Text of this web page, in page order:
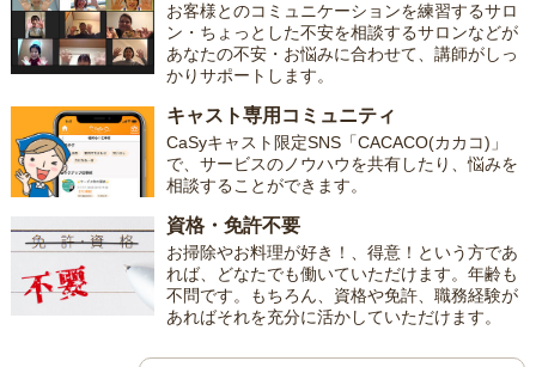
お客様とのコミュニケーションを練習するサロ
ン・ちょっとした不安を相談するサロンなどが
あなたの不安・お悩みに合わせて、講師がしっ
かりサポートします。
キャスト専用コミュニティ
CaSyキャスト限定SNS「CACACO(カカコ)」
で、サービスのノウハウを共有したり、悩みを
相談することができます。
資格・免許不要
お掃除やお料理が好き！、得意！という方であ
れば、どなたでも働いていただけます。年齢も
不問です。もちろん、資格や免許、職務経験が
あればそれを充分に活かしていただけます。